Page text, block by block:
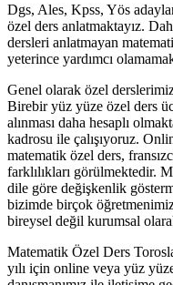
Dgs, Ales, Kpss, Yös
özel ders anlatmaktayız.
dersleri anlatmayan
yeterince yardımcı
Genel olarak özel
Birebir yüz yüze özel ders
alınması daha hesaplı
kadrosu ile çalışıyoruz.
matematik özel ders,
farklılıkları görülmektedir.
dile göre değişkenlik
bizimde birçok
bireysel değil kurumsal
Matematik Özel Ders
yılı için online veya yüz